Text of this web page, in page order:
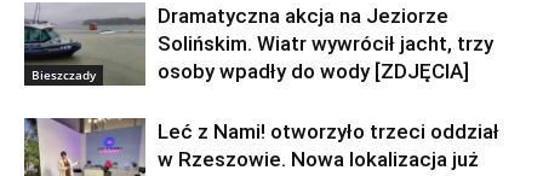
Bieszczady
Dramatyczna akcja na Jeziorze
Solińskim. Wiatr wywrócił jacht, trzy
osoby wpadły do wody [ZDJĘCIA]
Leć z Nami! otworzyło trzeci oddział
w Rzeszowie. Nowa lokalizacja już